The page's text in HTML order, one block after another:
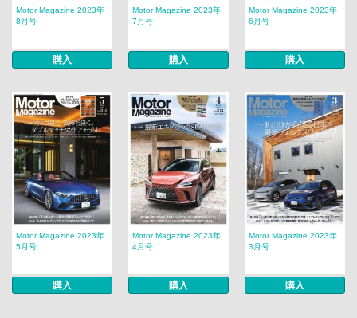
Motor Magazine 2023年
8月号
購入
Motor Magazine 2023年
7月号
購入
Motor Magazine 2023年
6月号
購入
Motor Magazine 2023年
5月号
購入
Motor Magazine 2023年
4月号
購入
Motor Magazine 2023年
3月号
購入